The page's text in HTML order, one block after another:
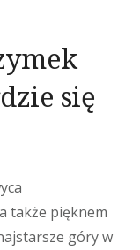
się
także pięknem
góry w